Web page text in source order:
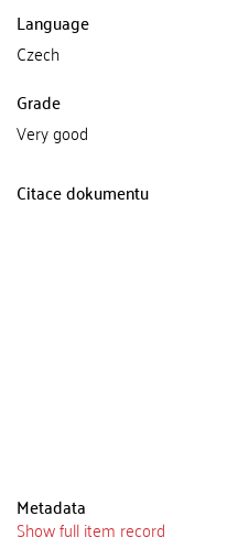
Language
Czech
Grade
Very good
Citace dokumentu
Metadata
Show full item record